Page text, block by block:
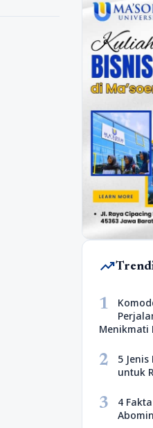
trending_up
1
Menikmati
2
5
untuk
3
4